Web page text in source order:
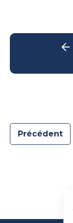
Précédent